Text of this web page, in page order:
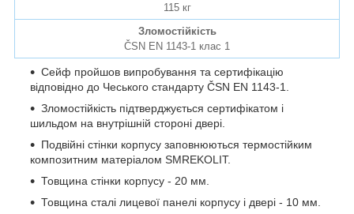
115 кг
Зломостійкість
ČSN EN 1143-1 клас 1
Сейф пройшов випробування та сертифікацію
відповідно до Чеського стандарту ČSN EN 1143-1.
Зломостійкість підтверджується сертифікатом і
шильдом на внутрішній стороні двері.
Подвійні стінки корпусу заповнюються термостійким
композитним матеріалом SMREKOLIT.
Товщина стінки корпусу - 20 мм.
Товщина сталі лицевої панелі корпусу і двері - 10 мм.